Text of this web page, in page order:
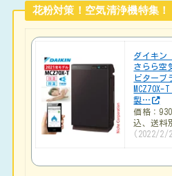
花粉対策！空気清浄機特集！
ダイキン
さらら空
ビターブ
MCZ70X-
製…
価格：
込、送料
(2022/2/